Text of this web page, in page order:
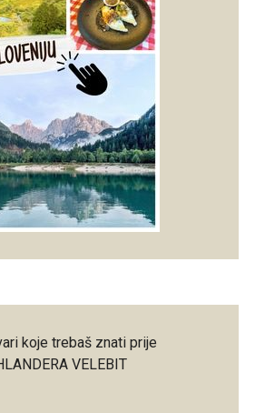
koje trebaš znati prije
VELEBIT